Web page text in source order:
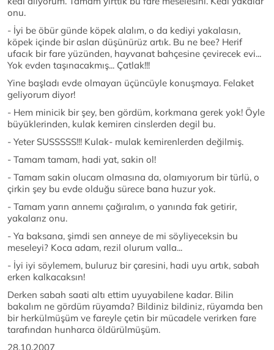
onu.
- İyi be öbür günde köpek alalım, o da kediyi yakalasın,
köpek içinde bir aslan düşünürüz artık. Bu ne bee? Herif
ufacık bir fare yüzünden, hayvanat bahçesine çevirecek evi...
Yok evden taşınacakmış... Çatlak!!!
Yine başladı evde olmayan üçüncüyle konuşmaya. Felaket
geliyorum diyor!
- Hem minicik bir şey, ben gördüm, korkmana gerek yok! Öyle
büyüklerinden, kulak kemiren cinslerden degil bu.
- Yeter SUSSSSS!!! Kulak- mulak kemirenlerden değilmiş.
- Tamam tamam, hadi yat, sakin ol!
- Tamam sakin olucam olmasına da, olamıyorum bir türlü, o
çirkin şey bu evde olduğu sürece bana huzur yok.
- Tamam yarın annemı çağıralım, o yanında fak getirir,
yakalarız onu.
- Ya baksana, şimdi sen anneye de mi söyliyeceksin bu
meseleyi? Koca adam, rezil olurum valla...
- İyi iyi söylemem, buluruz bir çaresini, hadi uyu artık, sabah
erken kalkacaksın!
Derken sabah saati altı ettim uyuyabilene kadar. Bilin
bakalım ne gördüm rüyamda? Bildiniz bildiniz, rüyamda ben
bir herkülmüşüm ve fareyle çetin bir mücadele verirken fare
tarafından hunharca öldürülmüşüm.
28.10.2007